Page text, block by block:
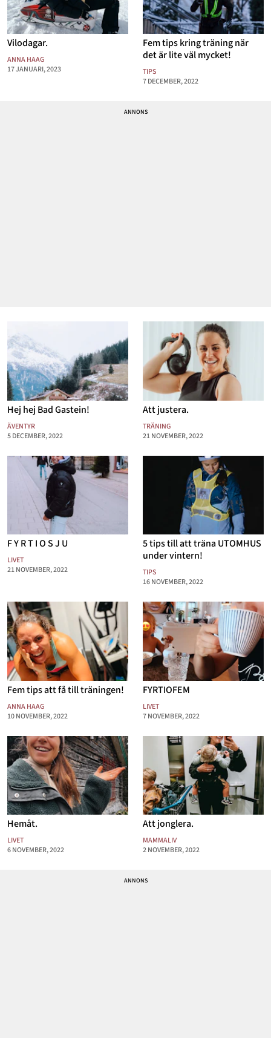
Vilodagar.
ANNA HAAG
17 JANUARI, 2023
Fem tips kring träning när
det är lite väl mycket!
TIPS
7 DECEMBER, 2022
Hej hej Bad Gastein!
ÄVENTYR
5 DECEMBER, 2022
Att justera.
TRÄNING
21 NOVEMBER, 2022
F Y R T I O S J U
LIVET
21 NOVEMBER, 2022
5 tips till att träna UTOMHUS
under vintern!
TIPS
16 NOVEMBER, 2022
Fem tips att få till träningen!
ANNA HAAG
10 NOVEMBER, 2022
FYRTIOFEM
LIVET
7 NOVEMBER, 2022
Hemåt.
LIVET
6 NOVEMBER, 2022
Att jonglera.
MAMMALIV
2 NOVEMBER, 2022